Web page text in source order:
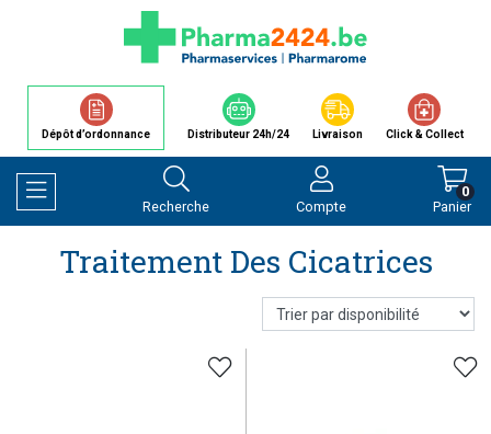
Dépôt d’ordonnance Distributeur 24h/24 Livraison Click & Collect
Afficher la navigation
Recherche Compte Panier
0
Traitement Des Cicatrices